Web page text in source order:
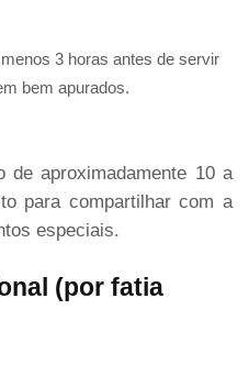
3 horas antes de servir
bem apurados.
de aproximadamente 10 a
para compartilhar com a
especiais.
(por fatia